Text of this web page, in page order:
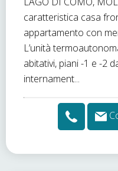
caratteristica casa
appartamento con
L’unità
abitativi, piani -1 e -2
internament...